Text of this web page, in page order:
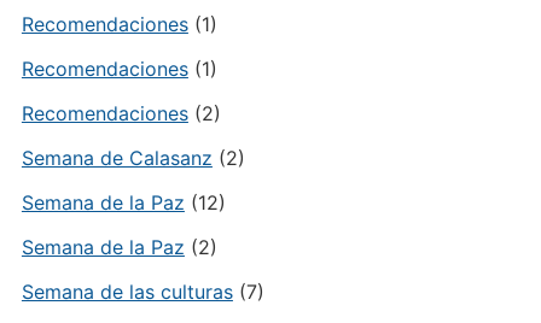
Recomendaciones(1)
Recomendaciones(1)
Recomendaciones(2)
Semana de Calasanz (2)
Semana de la Paz (12)
Semana de la Paz (2)
Semana de las culturas(7)